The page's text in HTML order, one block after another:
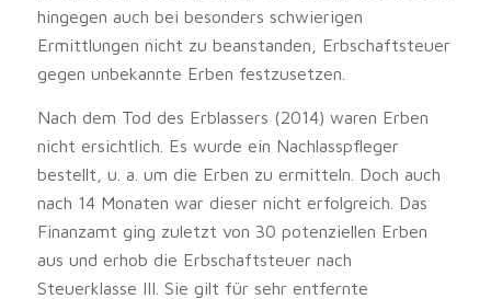
hingegen auch bei besonders schwierigen
Ermittlungen nicht zu beanstanden, Erbschaftsteuer
gegen unbekannte Erben festzusetzen.
Nach dem Tod des Erblassers (2014) waren Erben
nicht ersichtlich. Es wurde ein Nachlasspfleger
bestellt, u. a. um die Erben zu ermitteln. Doch auch
nach 14 Monaten war dieser nicht erfolgreich. Das
Finanzamt ging zuletzt von 30 potenziellen Erben
aus und erhob die Erbschaftsteuer nach
Steuerklasse III. Sie gilt für sehr entfernte